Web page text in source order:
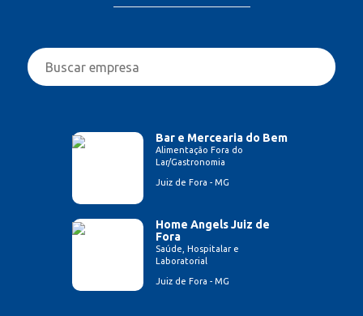
Bar e Mercearia do Bem
Alimentação Fora do
Lar/Gastronomia
Juiz de Fora - MG
Home Angels Juiz de
Fora
Saúde, Hospitalar e
Laboratorial
Juiz de Fora - MG